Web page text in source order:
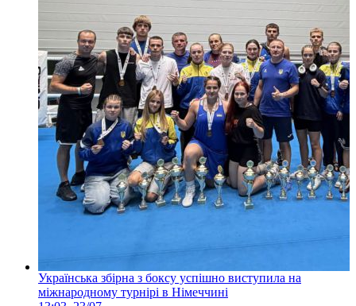
Українська збірна з боксу успішно виступила на
міжнародному турнірі в Німеччині